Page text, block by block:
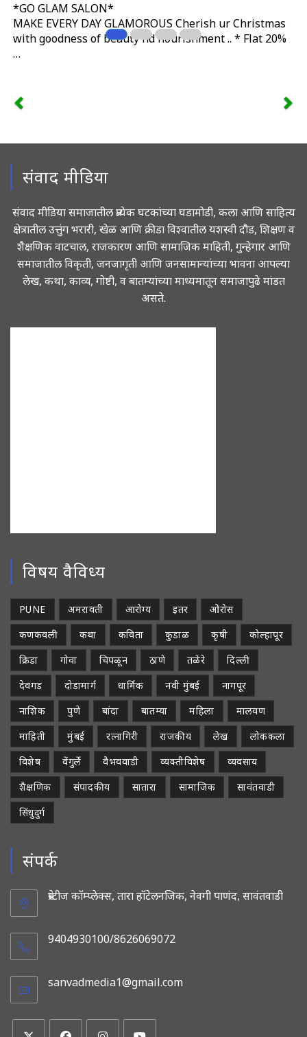
*GO GLAM SALON*
MAKE EVERY DAY GLAMOROUS Cherish ur Christmas
with goodness of beauty nd nourishment .. * Flat 20%
…
संवाद मीडिया
संवाद मीडिया समाजातील प्रत्येक घटकांच्या घडामोडी, कला आणि साहित्य
क्षेत्रातील उत्तुंग भरारी, खेळ आणि क्रीडा विश्वातील यशस्वी दौड, शिक्षण व
शैक्षणिक वाटचाल, राजकारण आणि सामाजिक माहिती, गुन्हेगार आणि
समाजातील विकृती, जनजागृती आणि जनसामान्यांच्या भावना आपल्या
लेख, कथा, काव्य, गोष्टी, व बातम्यांच्या माध्यमातून समाजापुढे मांडत
असते.
विषय वैविध्य
PUNE अमरावती आरोग्य इतर
ओरोस
कणकवली
कथा कविता कुडाळ कृषी
कोल्हापूर
क्रिडा
गोवा चिपळून ठाणे तळेरे
दिल्ली
देवगड
दोडामार्ग धार्मिक नवी मुंबई
नागपूर
नाशिक
पुणे बांदा बातम्या महिला
मालवण
माहिती
मुंबई रत्नागिरी राजकीय लेख
लोककला
विशेष
वेंगुर्ले वैभववाडी व्यक्तीविशेष
व्यवसाय
शैक्षणिक
संपादकीय सातारा सामाजिक
सावंतवाडी
सिंधुदुर्ग
संपर्क
प्रेस्टीज कॉम्प्लेक्स, तारा हॉटेलनजिक, नेवगी पाणंद, सावंतवाडी
9404930100/8626069072
sanvadmedia1@gmail.com